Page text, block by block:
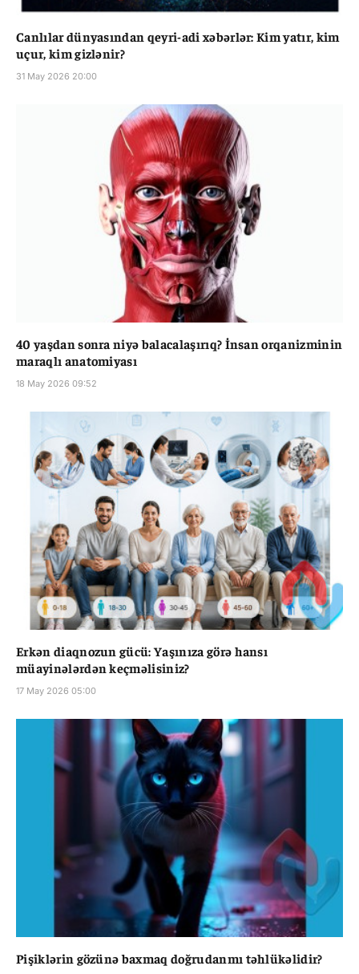
Canlılar dünyasından qeyri-adi xəbərlər: Kim yatır, kim
uçur, kim gizlənir?
31 May 2026 20:00
40 yaşdan sonra niyə balacalaşırıq? İnsan orqanizminin
maraqlı anatomiyası
18 May 2026 09:52
Erkən diaqnozun gücü: Yaşınıza görə hansı
müayinələrdən keçməlisiniz?
17 May 2026 05:00
Pişiklərin gözünə baxmaq doğrudanmı təhlükəlidir?